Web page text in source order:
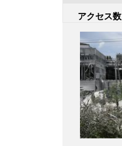
アクセス数